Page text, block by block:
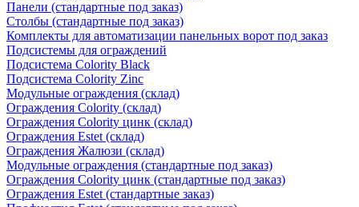
Панели (стандартные под заказ)
Столбы (стандартные под заказ)
Комплекты для автоматизации панельных ворот под заказ
Подсистемы для ограждений
Подсистема Colority Black
Подсистема Colority Zinc
Модульные ограждения (склад)
Ограждения Colority (склад)
Ограждения Colority цинк (склад)
Ограждения Estet (склад)
Ограждения Жалюзи (склад)
Модульные ограждения (стандартные под заказ)
Ограждения Colority цинк (стандартные под заказ)
Ограждения Estet (стандартные заказ)